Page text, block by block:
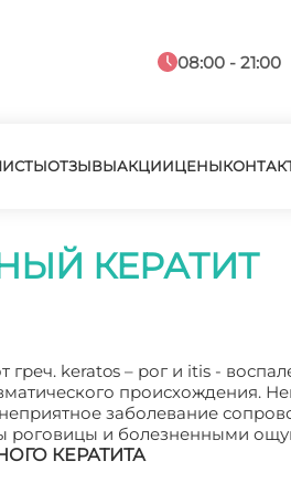
08:00 - 21:00
ОТЗЫВЫАКЦИИЦЕНЫ
КЕРАТИТ
греч. keratos – рог и itis -
происхождения.
заболевание
роговицы и болезненными
КЕРАТИТА